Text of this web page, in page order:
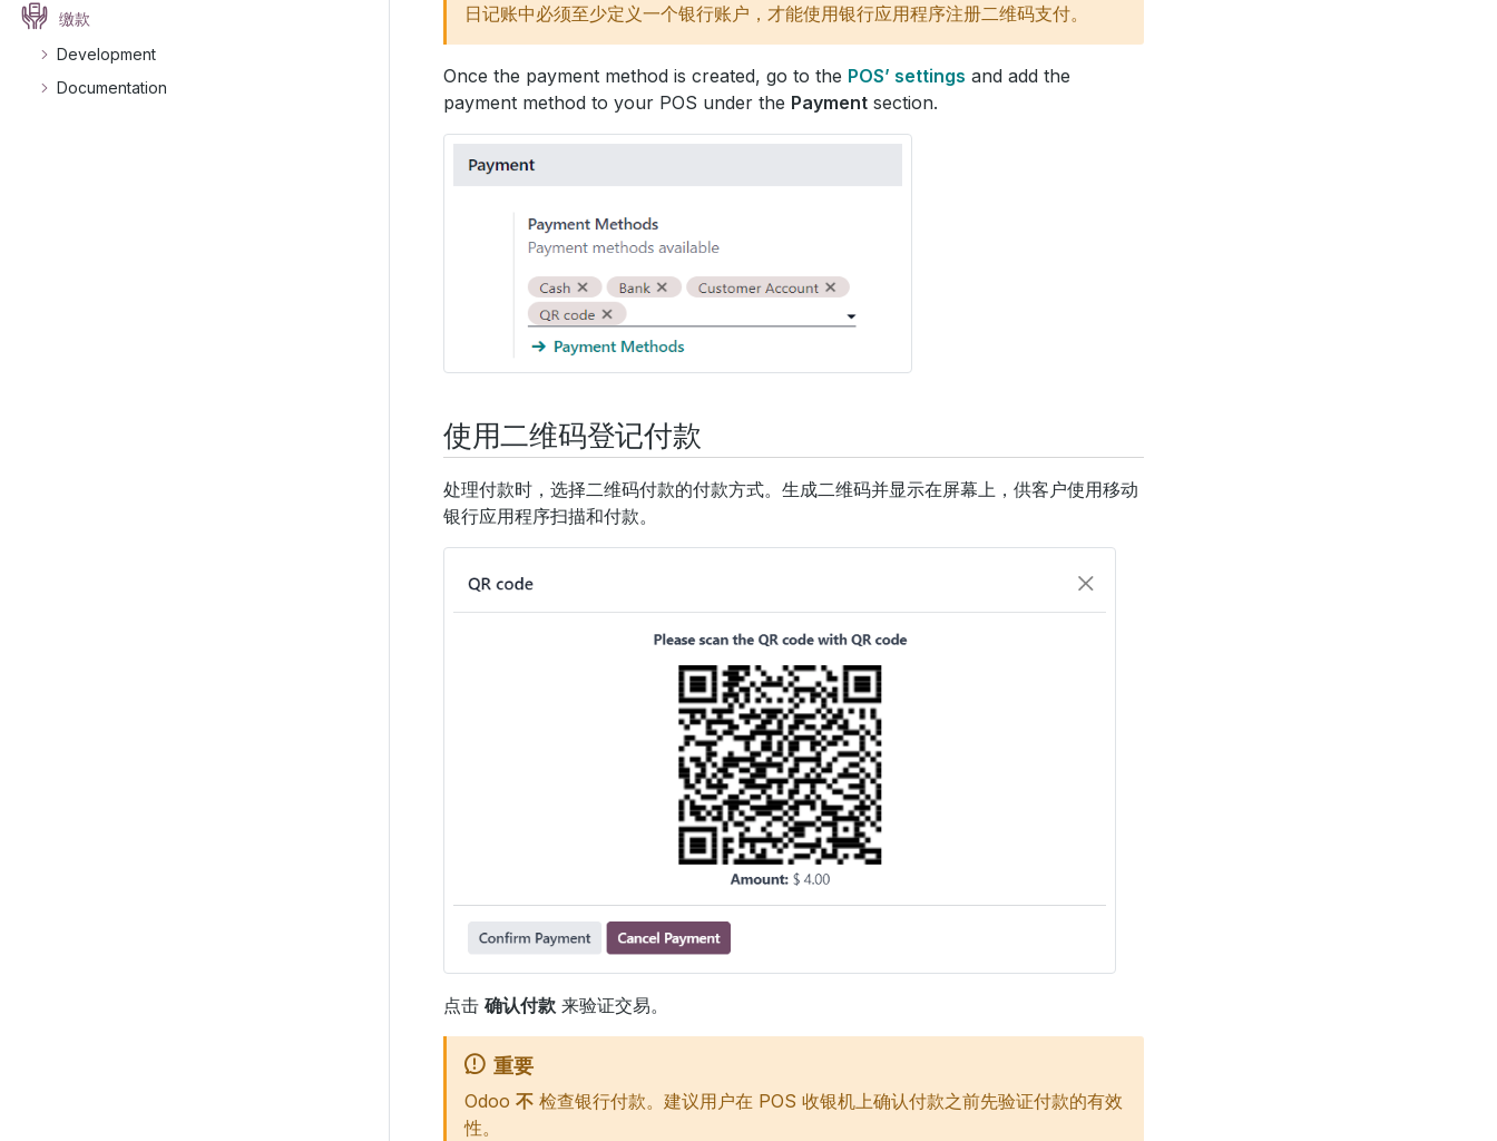
缴款
Development
Documentation
日记账中必须至少定义一个银行账户，才能使用银行应用程序注册二维码支付。
Once the payment method is created, go to the POS’ settings and add the
payment method to your POS under the Payment section.
使用二维码登记付款
处理付款时，选择二维码付款的付款方式。生成二维码并显示在屏幕上，供客户使用移动
银行应用程序扫描和付款。
点击 确认付款 来验证交易。
重要
Odoo 不 检查银行付款。建议用户在 POS 收银机上确认付款之前先验证付款的有效
性。